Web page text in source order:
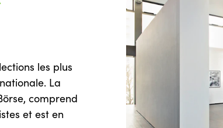
les plus
La
comprend
et est en